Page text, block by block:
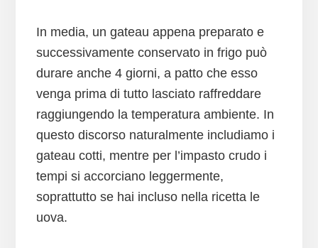
In media, un gateau appena preparato e
successivamente conservato in frigo può
durare anche 4 giorni, a patto che esso
venga prima di tutto lasciato raffreddare
raggiungendo la temperatura ambiente. In
questo discorso naturalmente includiamo i
gateau cotti, mentre per l’impasto crudo i
tempi si accorciano leggermente,
soprattutto se hai incluso nella ricetta le
uova.